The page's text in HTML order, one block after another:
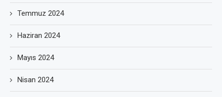
Temmuz 2024
Haziran 2024
Mayıs 2024
Nisan 2024